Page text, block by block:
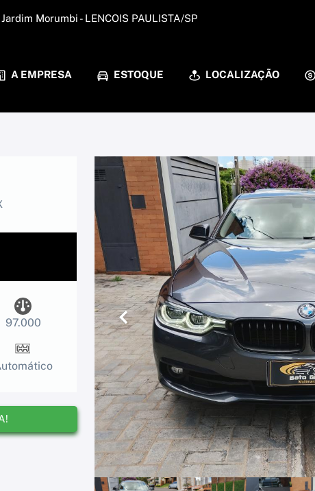
Morumbi - LENCOIS PAULISTA/SP
A EMPRESA ESTOQUE LOCALIZAÇÃO
97.000 Anterior